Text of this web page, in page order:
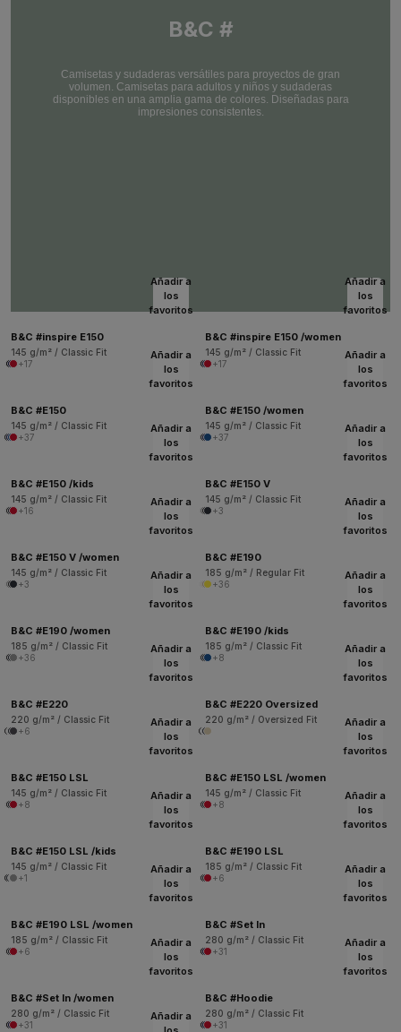
B&C #
Camisetas y sudaderas versátiles para proyectos de gran
volumen. Camisetas para adultos y niños y sudaderas
disponibles en una amplia gama de colores. Diseñadas para
impresiones consistentes.
Añadir a
los
favoritos
B&C #inspire E150
145 g/m² / Classic Fit
+17
Añadir a
los
favoritos
B&C #inspire E150 /women
145 g/m² / Classic Fit
+17
Añadir a
los
favoritos
B&C #E150
145 g/m² / Classic Fit
+37
Añadir a
los
favoritos
B&C #E150 /women
145 g/m² / Classic Fit
+37
Añadir a
los
favoritos
B&C #E150 /kids
145 g/m² / Classic Fit
+16
Añadir a
los
favoritos
B&C #E150 V
145 g/m² / Classic Fit
+3
Añadir a
los
favoritos
B&C #E150 V /women
145 g/m² / Classic Fit
+3
Añadir a
los
favoritos
B&C #E190
185 g/m² / Regular Fit
+36
Añadir a
los
favoritos
B&C #E190 /women
185 g/m² / Classic Fit
+36
Añadir a
los
favoritos
B&C #E190 /kids
185 g/m² / Classic Fit
+8
Añadir a
los
favoritos
B&C #E220
220 g/m² / Classic Fit
+6
Añadir a
los
favoritos
B&C #E220 Oversized
220 g/m² / Oversized Fit
Añadir a
los
favoritos
B&C #E150 LSL
145 g/m² / Classic Fit
+8
Añadir a
los
favoritos
B&C #E150 LSL /women
145 g/m² / Classic Fit
+8
Añadir a
los
favoritos
B&C #E150 LSL /kids
145 g/m² / Classic Fit
+1
Añadir a
los
favoritos
B&C #E190 LSL
185 g/m² / Classic Fit
+6
Añadir a
los
favoritos
B&C #E190 LSL /women
185 g/m² / Classic Fit
+6
Añadir a
los
favoritos
B&C #Set In
280 g/m² / Classic Fit
+31
Añadir a
los
favoritos
B&C #Set In /women
280 g/m² / Classic Fit
+31
Añadir a
los
favoritos
B&C #Hoodie
280 g/m² / Classic Fit
+31
Añadir a